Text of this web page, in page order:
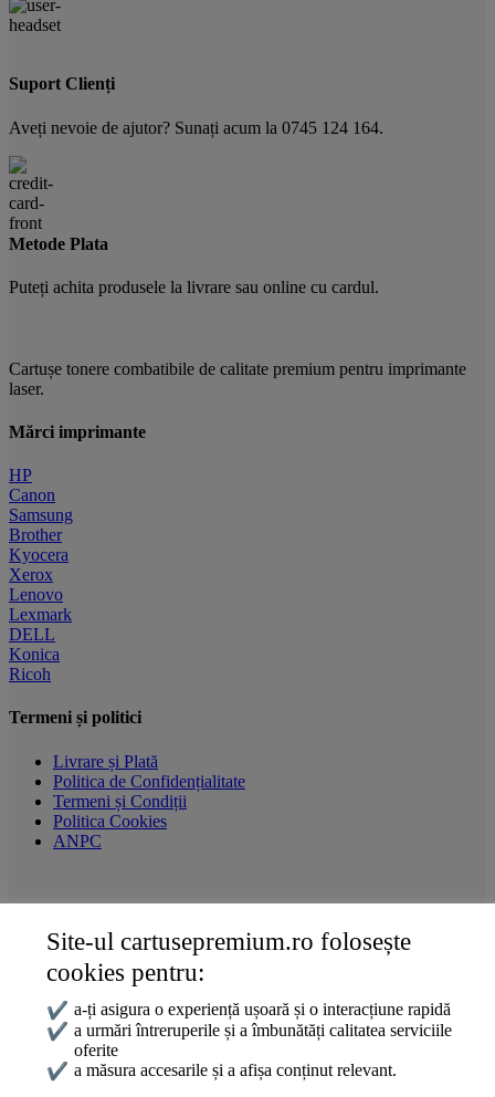
Suport Clienți
Aveți nevoie de ajutor? Sunați acum la 0745 124 164.
Metode Plata
Puteți achita produsele la livrare sau online cu cardul.
Cartușe tonere combatibile de calitate premium pentru imprimante
laser.
Mărci imprimante
HP
Canon
Samsung
Brother
Kyocera
Xerox
Lenovo
Lexmark
DELL
Konica
Ricoh
Termeni și politici
Livrare și Plată
Politica de Confidențialitate
Termeni și Condiții
Politica Cookies
ANPC
Date de contact
0745 124 164
contact@cartusepremium.ro
Luni –Vineri: 09:00 – 17:00
Cartușe Premium 2021 Creare Magazin OnlineBOSSNET
Site-ul cartusepremium.ro folosește
cookies pentru:
✔ a-ți asigura o experiență ușoară și o interacțiune rapidă
✔ a urmări întreruperile și a îmbunătăți calitatea serviciile
oferite
✔ a măsura accesarile și a afișa conținut relevant.